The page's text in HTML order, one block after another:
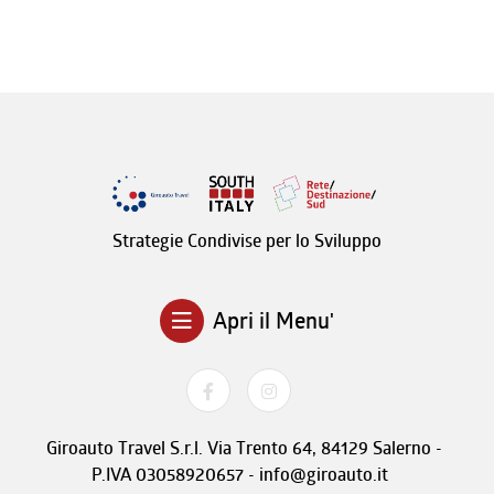
Strategie Condivise per lo Sviluppo
Apri il Menu'
Giroauto Travel S.r.l. Via Trento 64, 84129 Salerno -
P.IVA 03058920657 - info@giroauto.it